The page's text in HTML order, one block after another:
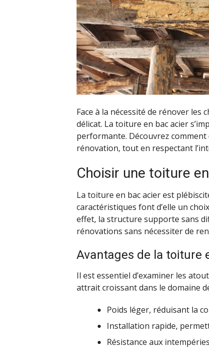
Face à la nécessité de rénover
délicat. La toiture en bac acier
performante. Découvrez
rénovation, tout en respectant
Choisir une toiture
La toiture en bac acier est
caractéristiques font d’elle un
effet, la structure supporte sans
rénovations sans nécessiter de
Avantages de la toiture
Il est essentiel d’examiner les
attrait croissant dans le domaine
Poids léger, réduisant la
Installation rapide,
Résistance aux